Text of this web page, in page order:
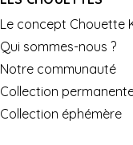
Le concept Chouette
Qui sommes-nous ?
Notre communauté
Collection
Collection éphémère